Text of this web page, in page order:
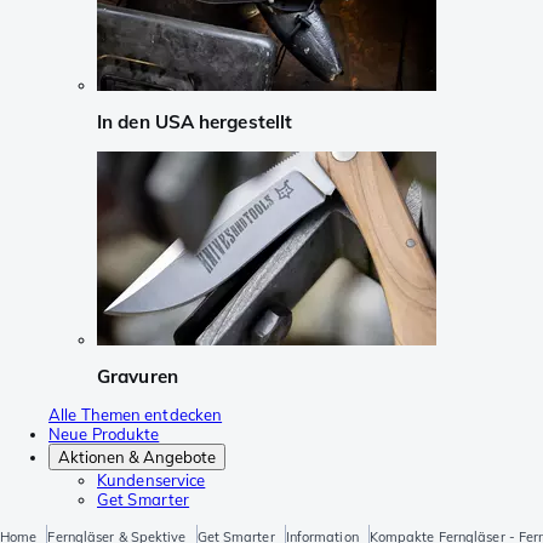
In den USA hergestellt
Gravuren
Alle Themen entdecken
Neue Produkte
Aktionen & Angebote
Kundenservice
Get Smarter
Home Ferngläser & Spektive Get Smarter Information Kompakte Ferngläser -